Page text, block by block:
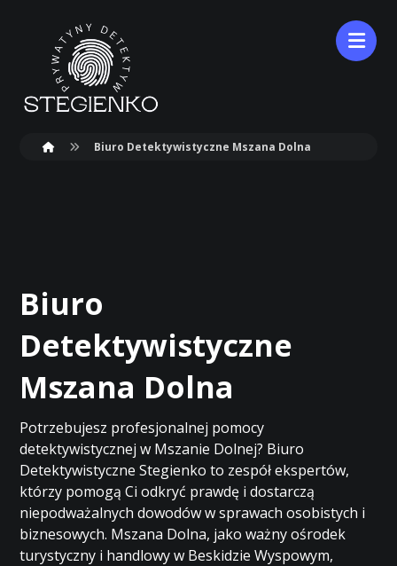
Biuro Detektywistyczne Mszana Dolna
Biuro
Detektywistyczne
Mszana Dolna
Potrzebujesz profesjonalnej pomocy
detektywistycznej w Mszanie Dolnej? Biuro
Detektywistyczne Stegienko to zespół ekspertów,
którzy pomogą Ci odkryć prawdę i dostarczą
niepodważalnych dowodów w sprawach osobistych i
biznesowych. Mszana Dolna, jako ważny ośrodek
turystyczny i handlowy w Beskidzie Wyspowym,